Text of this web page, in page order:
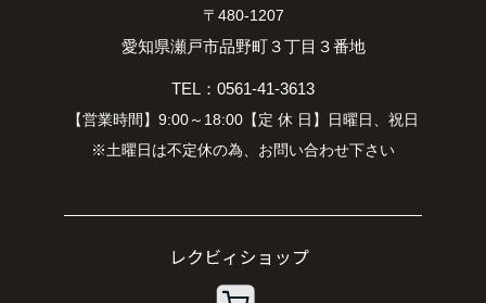
〒480-1207
愛知県瀬戸市品野町３丁目３番地
TEL：0561-41-3613
【営業時間】9:00～18:00【定 休 日】日曜日、祝日
※土曜日は不定休の為、お問い合わせ下さい